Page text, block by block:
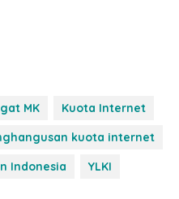
MK
Kuota Internet
kuota internet
Indonesia
YLKI